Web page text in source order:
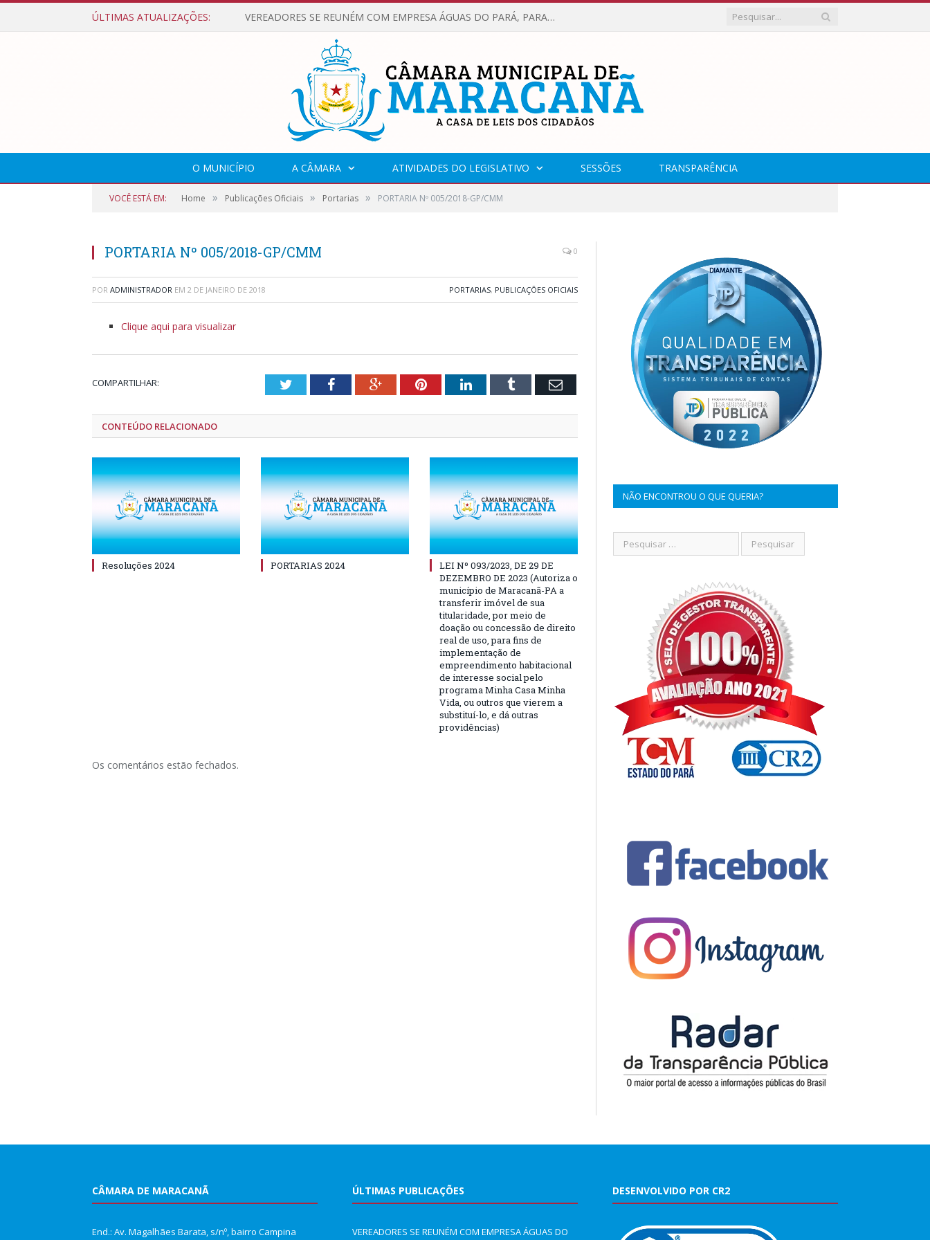
ÚLTIMAS ATUALIZAÇÕES: VEREADORES SE REUNÉM COM EMPRESA ÁGUAS DO PARÁ, PARA APRESENTAR REIVINDICAÇÕES E MELHORIAS NA QUALIDADE DOS SERVIÇOS OFERECIDOS Á POPULAÇÃO.
O MUNICÍPIO A CÂMARA ATIVIDADES DO LEGISLATIVO SESSÕES TRANSPARÊNCIA
VOCÊ ESTÁ EM: Home » Publicações Oficiais » Portarias » PORTARIA Nº 005/2018-GP/CMM
PORTARIA Nº 005/2018-GP/CMM 0
POR ADMINISTRADOR EM 2 DE JANEIRO DE 2018 PORTARIAS, PUBLICAÇÕES OFICIAIS
Clique aqui para visualizar
COMPARTILHAR: TwitterFacebookGoogle+PinterestLinkedInTumblr Email
CONTEÚDO RELACIONADO
Resoluções 2024 PORTARIAS 2024
LEI Nº 093/2023, DE 29 DE
DEZEMBRO DE 2023 (Autoriza o
município de Maracanã-PA a
transferir imóvel de sua
titularidade, por meio de
doação ou concessão de direito
real de uso, para fins de
implementação de
empreendimento habitacional
de interesse social pelo
programa Minha Casa Minha
Vida, ou outros que vierem a
substituí-lo, e dá outras
providências)
Os comentários estão fechados.
NÃO ENCONTROU O QUE QUERIA?
CÂMARA DE MARACANÃ
End.: Av. Magalhães Barata, s/nº, bairro Campina
ÚLTIMAS PUBLICAÇÕES
VEREADORES SE REUNÉM COM EMPRESA ÁGUAS DO
DESENVOLVIDO POR CR2